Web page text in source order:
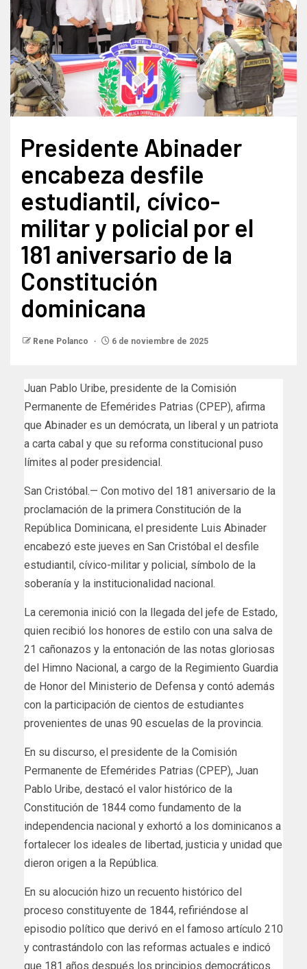
Presidente Abinader
encabeza desfile
estudiantil, cívico-
militar y policial por el
181 aniversario de la
Constitución
dominicana
Rene Polanco 6 de noviembre de 2025
Juan Pablo Uribe, presidente de la Comisión
Permanente de Efemérides Patrias (CPEP), afirma
que Abinader es un demócrata, un liberal y un patriota
a carta cabal y que su reforma constitucional puso
límites al poder presidencial.
San Cristóbal.— Con motivo del 181 aniversario de la
proclamación de la primera Constitución de la
República Dominicana, el presidente Luis Abinader
encabezó este jueves en San Cristóbal el desfile
estudiantil, cívico-militar y policial, símbolo de la
soberanía y la institucionalidad nacional.
La ceremonia inició con la llegada del jefe de Estado,
quien recibió los honores de estilo con una salva de
21 cañonazos y la entonación de las notas gloriosas
del Himno Nacional, a cargo de la Regimiento Guardia
de Honor del Ministerio de Defensa y contó además
con la participación de cientos de estudiantes
provenientes de unas 90 escuelas de la provincia.
En su discurso, el presidente de la Comisión
Permanente de Efemérides Patrias (CPEP), Juan
Pablo Uribe, destacó el valor histórico de la
Constitución de 1844 como fundamento de la
independencia nacional y exhortó a los dominicanos a
fortalecer los ideales de libertad, justicia y unidad que
dieron origen a la República.
En su alocución hizo un recuento histórico del
proceso constituyente de 1844, refiriéndose al
episodio político que derivó en el famoso artículo 210
y contrastándolo con las reformas actuales e indicó
que 181 años después los principios democráticos